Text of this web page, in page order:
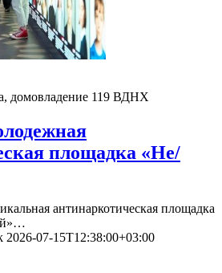
домовладение 119 ВДНХ
площадка «Не/
антинаркотическая площадка
2026-07-15T12:38:00+03:00